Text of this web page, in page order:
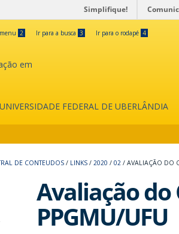
Simplifique!
2 Ir para a busca 3 Ir para o rodapé 4
em
FEDERAL DE UBERLÂNDIA
DE CONTEUDOS / LINKS / 2020 / 02 / AVALIAÇÃO DO
Avaliação do
PPGMU/UFU